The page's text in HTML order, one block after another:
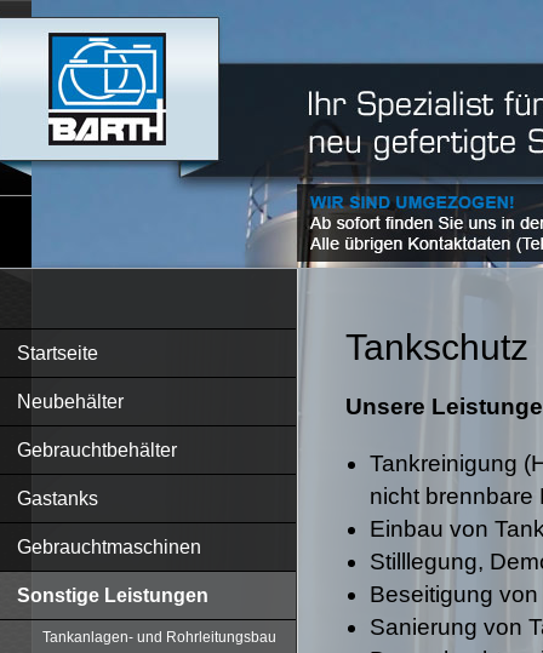
Startseite
Neubehälter
Gebrauchtbehälter
Gastanks
Gebrauchtmaschinen
Sonstige Leistungen
Tankanlagen- und Rohrleitungsbau
Tankschutz
Unsere
Tankreinigung
nicht brennbare
Einbau von
Stilllegung,
Beseitigung
Sanierung von